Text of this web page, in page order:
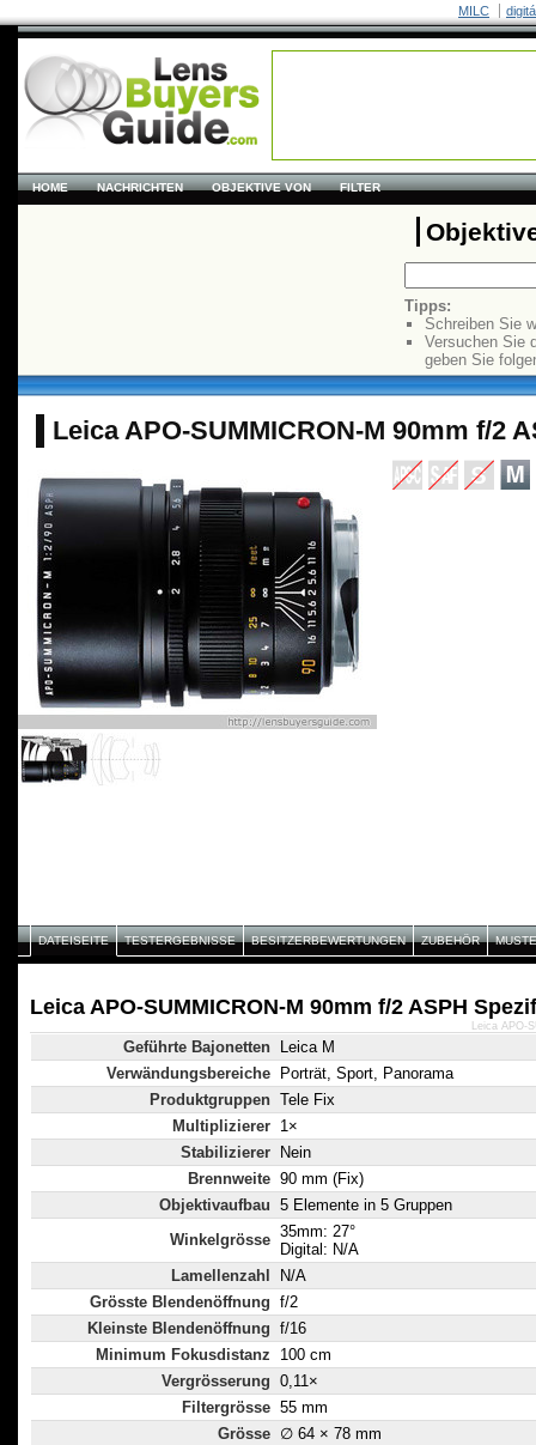
MILC
HOME NACHRICHTEN OBJEKTIVE VON FILTER
Tipps:
Schreiben Sie
Versuchen Sie
geben Sie
Leica APO-SUMMICRON-M 90mm f/2
DATEISEITE TESTERGEBNISSE BESITZERBEWERTUNGEN ZUBEHÖR
Leica APO-SUMMICRON-M 90mm f/2 ASPH
Geführte Bajonetten
Leica M
Verwändungsbereiche
Porträt, Sport, Panorama
Produktgruppen Tele Fix
Multiplizierer 1×
Stabilizierer
Nein
Brennweite 90 mm (Fix)
Objektivaufbau 5 Elemente in 5 Gruppen
Winkelgrösse 35mm: 27°
Digital: N/A
Lamellenzahl
N/A
Grösste Blendenöffnung f/2
Kleinste Blendenöffnung f/16
Minimum Fokusdistanz
100 cm
Vergrösserung 0,11×
Filtergrösse 55 mm
Grösse ∅ 64 × 78 mm
Leica APO-